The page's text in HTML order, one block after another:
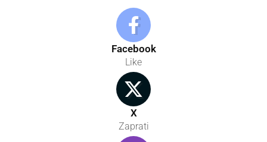
Facebook
Like
X
Zaprati